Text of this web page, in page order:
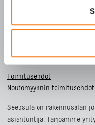
YRITYS
YHTEYSTIEDOT
Toimitusehdot
Noutomyynnin toimitusehdot
Seepsula on rakennusalan
asiantuntija. Tarjoamme